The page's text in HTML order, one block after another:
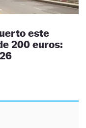
este
200 euros: